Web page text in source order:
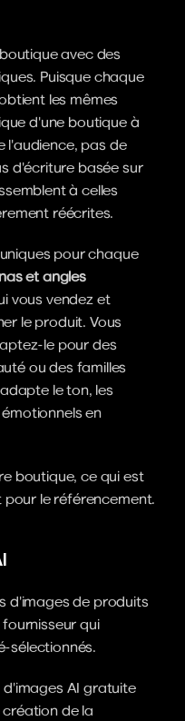
avec des
Puisque chaque
les mêmes
d'une boutique à
l'audience, pas de
d'écriture basée sur
à celles
réécrites.
pour chaque
et angles
vous vendez et
le produit. Vous
le pour des
ou des familles
le ton, les
en
boutique, ce qui est
pour le référencement.
d'images de produits
qui
sélectionnés.
AI gratuite
de la